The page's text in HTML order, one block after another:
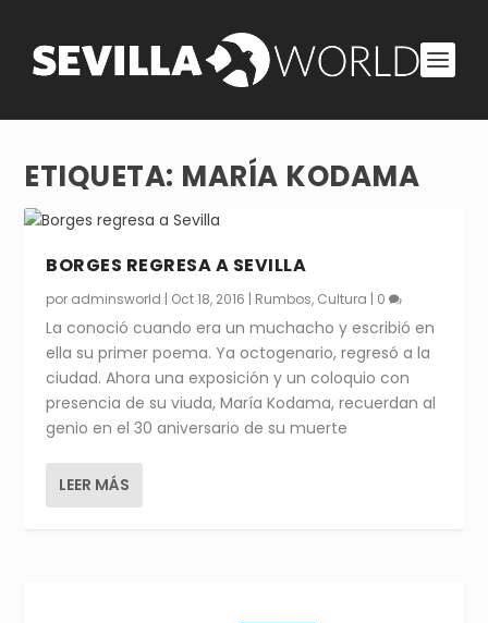
ETIQUETA: MARÍA KODAMA
BORGES REGRESA A SEVILLA
por adminsworld | Oct 18, 2016 | Rumbos, Cultura | 0
La conoció cuando era un muchacho y escribió en
ella su primer poema. Ya octogenario, regresó a la
ciudad. Ahora una exposición y un coloquio con
presencia de su viuda, María Kodama, recuerdan al
genio en el 30 aniversario de su muerte
LEER MÁS